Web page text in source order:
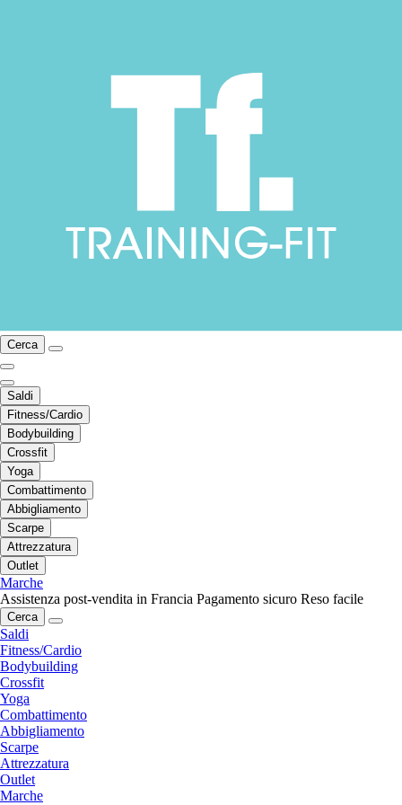
Cerca
Saldi
Fitness/Cardio
Bodybuilding
Crossfit
Yoga
Combattimento
Abbigliamento
Scarpe
Attrezzatura
Outlet
Marche
Assistenza post-vendita in Francia Pagamento sicuro Reso facile
Cerca
Saldi
Fitness/Cardio
Bodybuilding
Crossfit
Yoga
Combattimento
Abbigliamento
Scarpe
Attrezzatura
Outlet
Marche